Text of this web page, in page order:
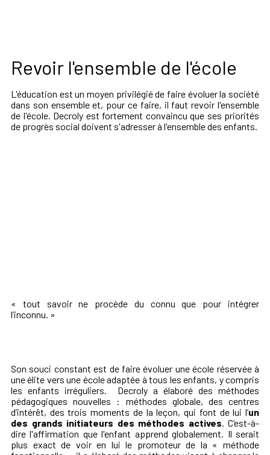
Revoir l'ensemble de l'école
L 'éducation est un moyen privilégié de faire évoluer la société
dans son ensemble et, pour ce faire, il faut revoir l'ensemble
de l'école. Decroly est fortement convaincu que ses priorités
de progrès social doivent s'adresser à l'ensemble des enfants.
« tout savoir ne procède du connu que pour intégrer
l’inconnu. »
Son souci constant est de faire évoluer une école réservée à
une élite vers une école adaptée à tous les enfants, y compris
les enfants irréguliers. Decroly a élaboré des méthodes
pédagogiques nouvelles : méthodes globale, des centres
d’intérêt, des trois moments de la leçon, qui font de lui l’un
des grands initiateurs des méthodes actives. C’est-à-
dire l'affirmation que l'enfant apprend globalement. Il serait
plus exact de voir en lui le promoteur de la « méthode